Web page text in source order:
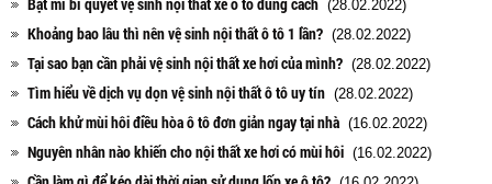
(28.02.2022)
Khoảng bao lâu thì nên vệ sinh nội thất ô tô 1 lần? (28.02.2022)
Tại sao bạn cần phải vệ sinh nội thất xe hơi của mình? (28.02.2022)
Tìm hiểu về dịch vụ dọn vệ sinh nội thất ô tô uy tín (28.02.2022)
Cách khử mùi hôi điều hòa ô tô đơn giản ngay tại nhà (16.02.2022)
Nguyên nhân nào khiến cho nội thất xe hơi có mùi hôi (16.02.2022)